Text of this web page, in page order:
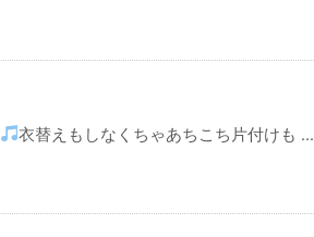
衣替えもしなくちゃあちこち片付けも ...